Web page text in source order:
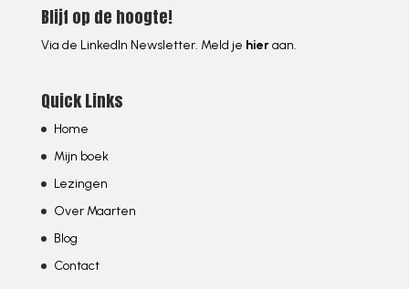
Blijf op de hoogte!
Via de LinkedIn Newsletter. Meld je hieraan.
Quick Links
Home
Mijn boek
Lezingen
Over Maarten
Blog
Contact